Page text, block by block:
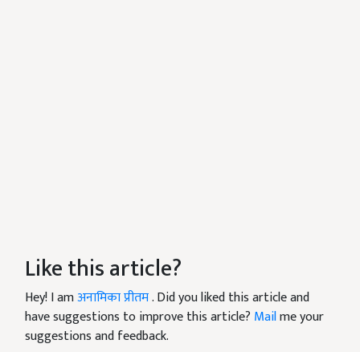
Like this article?
Hey! I amअनामिका प्रीतम. Did you liked this article and
have suggestions to improve this article? Mailme your
suggestions and feedback.